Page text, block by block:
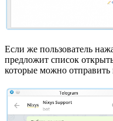
Если же пользователь
предложит список
которые можно